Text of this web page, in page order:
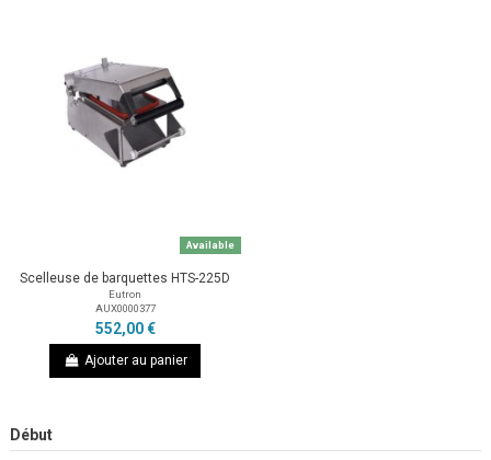
Available
Scelleuse de barquettes HTS-225D
Eutron
AUX0000377
552,00 €
Ajouter au panier
Début